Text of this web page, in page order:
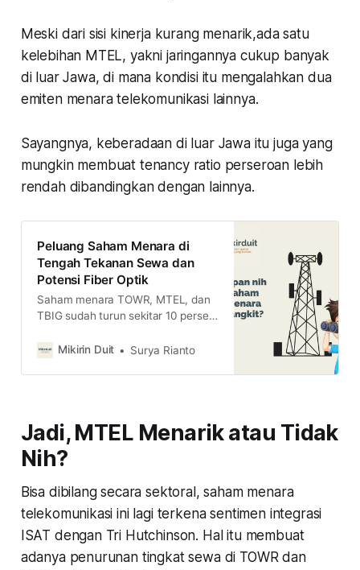
Meski dari sisi kinerja kurang menarik,ada satu
kelebihan MTEL, yakni jaringannya cukup banyak
di luar Jawa, di mana kondisi itu mengalahkan dua
emiten menara telekomunikasi lainnya.
Sayangnya, keberadaan di luar Jawa itu juga yang
mungkin membuat tenancy ratio perseroan lebih
rendah dibandingkan dengan lainnya.
Peluang Saham Menara di
Tengah Tekanan Sewa dan
Potensi Fiber Optik
Saham menara TOWR, MTEL, dan
TBIG sudah turun sekitar 10 persen
peluang ketiganya untuk bangkit?
Mikirin Duit Surya Rianto
Jadi, MTEL Menarik atau Tidak
Nih?
Bisa dibilang secara sektoral, saham menara
telekomunikasi ini lagi terkena sentimen integrasi
ISAT dengan Tri Hutchinson. Hal itu membuat
adanya penurunan tingkat sewa di TOWR dan